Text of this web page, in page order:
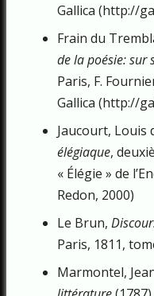
Gallica (http://
Frain du
de la poésie: sur
Paris, F.
Gallica (http://
Jaucourt, Louis
élégiaque,
« Élégie » de
Redon, 2000)
Le Brun,
Paris, 1811,
Marmontel,